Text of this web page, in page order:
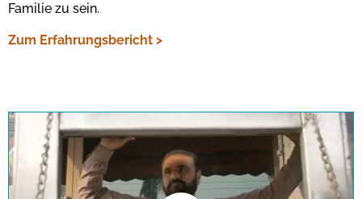
Familie zu sein.
Zum Erfahrungsbericht >